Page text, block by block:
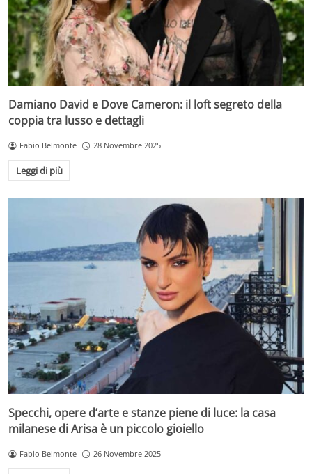
Damiano David e Dove Cameron: il loft segreto della
coppia tra lusso e dettagli
Fabio Belmonte 28 Novembre 2025
Leggi di più
Specchi, opere d’arte e stanze piene di luce: la casa
milanese di Arisa è un piccolo gioiello
Fabio Belmonte 26 Novembre 2025